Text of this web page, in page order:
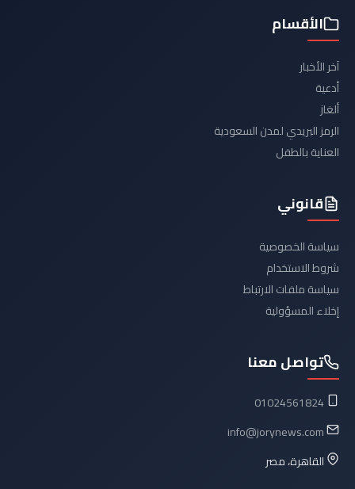
الأقسام
آخر الأخبار
أدعية
ألغاز
الرمز البريدي لمدن السعودية
العناية بالطفل
قانوني
سياسة الخصوصية
شروط الاستخدام
سياسة ملفات الارتباط
إخلاء المسؤولية
تواصل معنا
01024561824
info@jorynews.com
القاهرة، مصر